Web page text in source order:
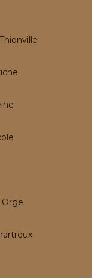
Orge